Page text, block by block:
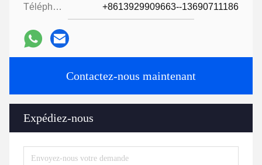
Téléphone: +8613929909663--13690711186
Contactez-nous maintenant
Expédiez-nous